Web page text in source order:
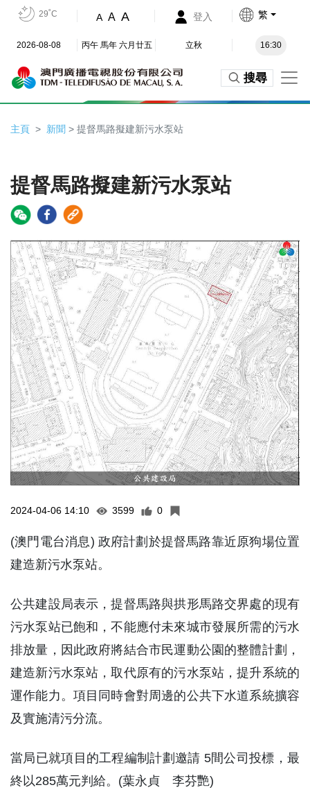
29˚C A A A 登入 繁
2026-08-08 丙午 馬年 六月廿五 立秋 16:30
搜尋
主頁 新聞 > 提督馬路擬建新污水泵站
提督馬路擬建新污水泵站
2024-04-06 14:10 3599 0
(澳門電台消息) 政府計劃於提督馬路靠近原狗場位置
建造新污水泵站。
公共建設局表示，提督馬路與拱形馬路交界處的現有
污水泵站已飽和，不能應付未來城市發展所需的污水
排放量，因此政府將結合市民運動公園的整體計劃，
建造新污水泵站，取代原有的污水泵站，提升系統的
運作能力。項目同時會對周邊的公共下水道系統擴容
及實施清污分流。
當局已就項目的工程編制計劃邀請 5間公司投標，最
終以285萬元判給。(葉永貞 李芬艷)